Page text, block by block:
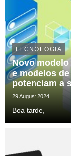
TECNOLOGIA
Novo
e modelos
potenciam a
29 August 2024
Boa tarde,